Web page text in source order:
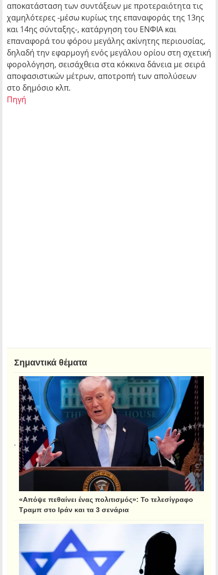
αποκατάσταση των συντάξεων με προτεραιότητα τις
χαμηλότερες -μέσω κυρίως της επαναφοράς της 13ης
και 14ης σύνταξης-, κατάργηση του ΕΝΦΙΑ και
επαναφορά του φόρου μεγάλης ακίνητης περιουσίας,
δηλαδή την εφαρμογή ενός μεγάλου ορίου στη σχετική
φορολόγηση, σεισάχθεια στα κόκκινα δάνεια με σειρά
αποφασιστικών μέτρων, αποτροπή των απολύσεων
στο δημόσιο κλπ.
Πηγή
Σημαντικά θέματα
«Απόψε πεθαίνει ένας πολιτισμός»: Το τελεσίγραφο
Τραμπ στο Ιράν και τα 3 σενάρια